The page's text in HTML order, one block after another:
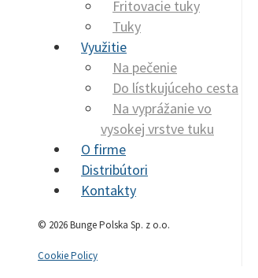
Fritovacie tuky
Tuky
Využitie
Na pečenie
Do lístkujúceho cesta
Na vyprážanie vo
vysokej vrstve tuku
O firme
Distribútori
Kontakty
© 2026 Bunge Polska Sp. z o.o.
Cookie Policy